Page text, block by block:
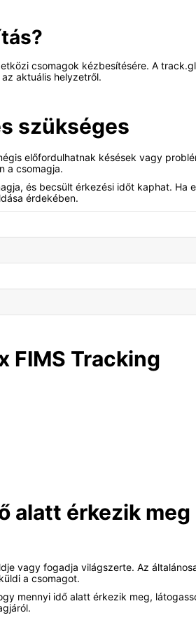
csomagok kézbesítésére. A
aktuális helyzetről.
szükséges
előfordulhatnak késések vagy
a csomagja.
és becsült érkezési időt kaphat. Ha
érdekében.
FIMS Tracking
érkezik meg
vagy fogadja világszerte. Az
a csomagot.
mennyi idő alatt érkezik meg,